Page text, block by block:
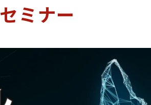
セミナー